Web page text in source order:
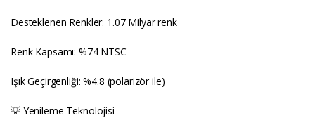
Desteklenen Renkler: 1.07 Milyar renk
Renk Kapsamı: %74 NTSC
Işık Geçirgenliği: %4.8 (polarizör ile)
💡 Yenileme Teknolojisi